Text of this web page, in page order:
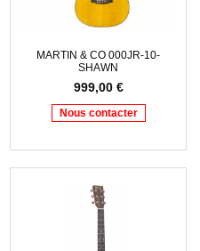
MARTIN & CO 000JR-10-
SHAWN
999,00 €
Nous contacter